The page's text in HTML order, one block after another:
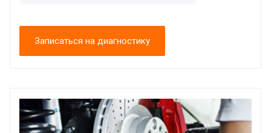
Записаться на диагностику